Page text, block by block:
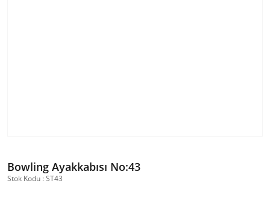
Bowling Ayakkabısı No:43
Stok Kodu : ST43